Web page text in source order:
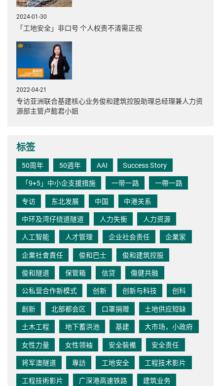
2024-01-30
「工地安全」非口号 个人权责不清需正视
2022-04-21
专访亚洲联合基建核心业务俊和建筑控股助理总经理兼人力资
源部主管卢懿君小姐
标签
50周年 50週年 AAI
Success Story
「9+5」中小企支援措施
一带一路
一帶一路
专访
东北发展 中国
中港关系
中环及湾仔绕道隧道
人力失衡
人力资源
人工智能
人才管理 企业社会责任
企業家
企業社會責任
俊和巴士
俊和建筑控股
俊和隧道
保管箱 信贷
傷健共融
公私营合作新模式
创新 创新与科技
创科
創新
北部都会区 口罩捐赠
土地供应短缺
土木工程
地下蓄洪池 基建
大市场，小政府
女性力量
女性领袖 安全裝備
安全责任
将军澳隧道
專訪 工地安全
工程技术影片
工程技術影片
广深港高速铁路
建筑业务